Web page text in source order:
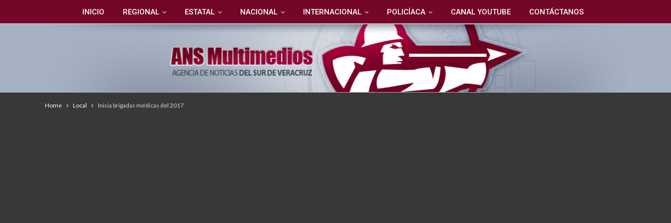
INICIO REGIONAL ESTATAL NACIONAL INTERNACIONAL POLICÍACA CANAL YOUTUBE CONTÁCTANOS
Home Local ​Inicia brigadas médicas del 2017